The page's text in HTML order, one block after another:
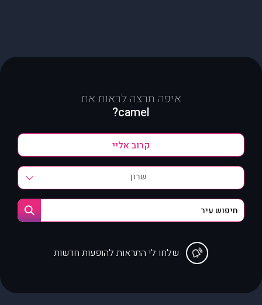
איפה תרצה לראות את
camel?
שרון
שלחו לי התראות להופעות חדשות